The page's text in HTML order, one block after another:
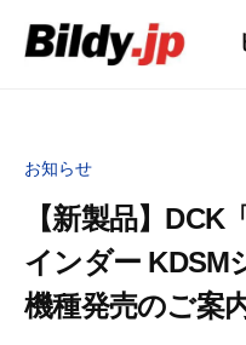
コ
ト
お知らせ
【新製品】DCK
インダー KDSM
機種発売のご案